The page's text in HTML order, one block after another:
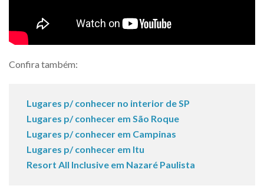
Confira também:
Lugares p/ conhecer no interior de SP
Lugares p/ conhecer em São Roque
Lugares p/ conhecer em Campinas
Lugares p/ conhecer em Itu
Resort All Inclusive em Nazaré Paulista